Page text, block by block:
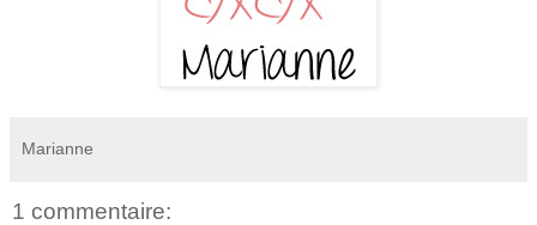
Marianne
1 commentaire: